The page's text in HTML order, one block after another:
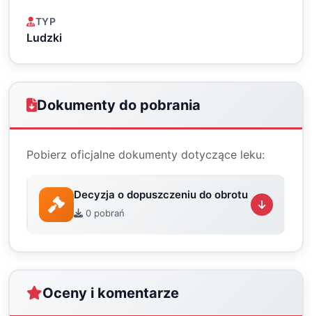
TYP
Ludzki
Dokumenty do pobrania
Pobierz oficjalne dokumenty dotyczące leku:
Decyzja o dopuszczeniu do obrotu
0 pobrań
Oceny i komentarze